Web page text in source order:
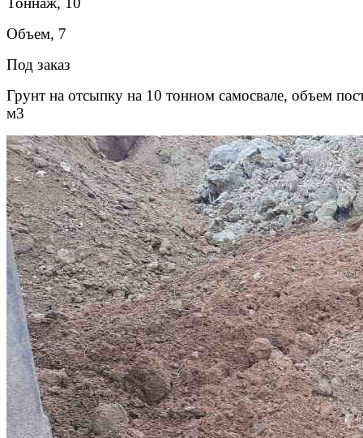
Объем, 7
Под заказ
Грунт на отсыпку на 10 тонном самосвале, объем
м3